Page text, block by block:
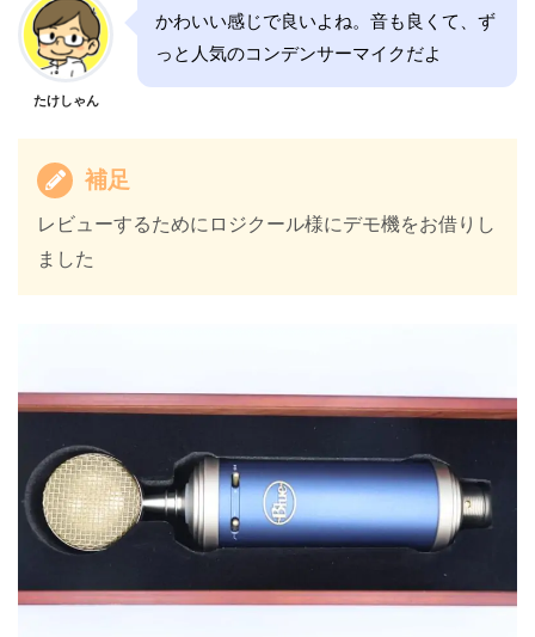
たけしゃん
かわいい感じで良いよね。音も良くて、ず
っと人気のコンデンサーマイクだよ
補足
レビューするためにロジクール様にデモ機をお借りし
ました